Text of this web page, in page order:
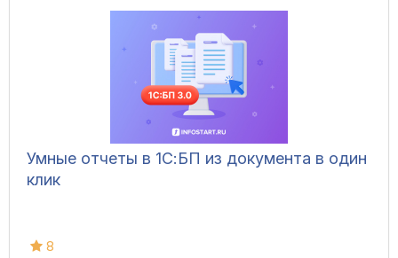
Умные отчеты в 1С:БП из документа в один
клик
8